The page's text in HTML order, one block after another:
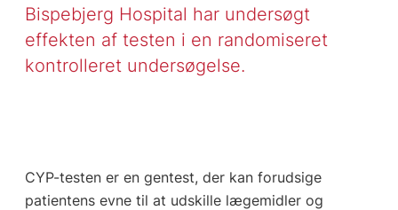
Bispebjerg Hospital har undersøgt
effekten af testen i en randomiseret
kontrolleret undersøgelse.
CYP-testen er en gentest, der kan forudsige
patientens evne til at udskille lægemidler og